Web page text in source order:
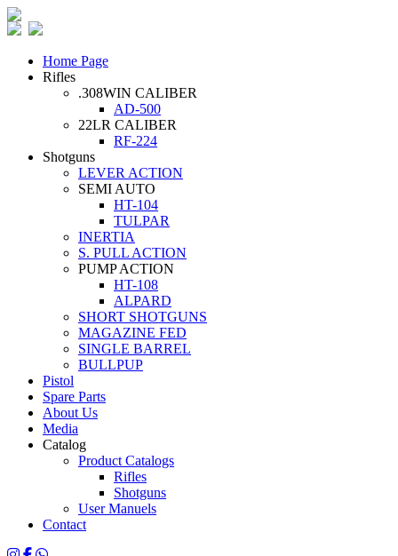
Home Page
Rifles
.308WIN CALIBER
AD-500
22LR CALIBER
RF-224
Shotguns
LEVER ACTION
SEMI AUTO
HT-104
TULPAR
INERTIA
S. PULL ACTION
PUMP ACTION
HT-108
ALPARD
SHORT SHOTGUNS
MAGAZINE FED
SINGLE BARREL
BULLPUP
Pistol
Spare Parts
About Us
Media
Catalog
Product Catalogs
Rifles
Shotguns
User Manuels
Contact